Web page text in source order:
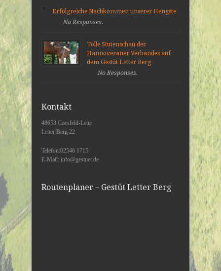
Erfolgreiche Nachkommen unserer Hengste
No Responses.
Tolle Stutenschau des
Hannoveraner Verbandes auf
dem Gestüt Letter Berg
No Responses.
Kontakt
48653 Coesfeld-Lette
Letter Berg 22
Telefon:02546 1715
E-Mail: info@gestuet.de
Routenplaner – Gestüt Letter Berg